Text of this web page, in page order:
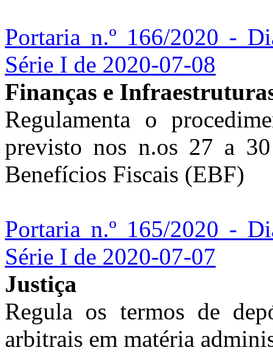
Portaria n.º 166/2020 -
Série I de 2020-07-08
Finanças e
Regulamenta o
previsto nos n.os 27 a
Benefícios Fiscais (EBF)
Portaria n.º 165/2020 -
Série I de 2020-07-07
Justiça
Regula os termos de
arbitrais em matéria